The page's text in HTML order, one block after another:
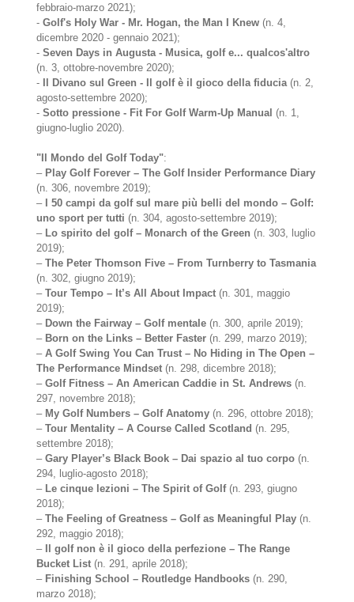
febbraio-marzo 2021);
-Golf's Holy War - Mr. Hogan, the Man I Knew (n. 4,
dicembre 2020 - gennaio 2021);
-Seven Days in Augusta - Musica, golf e... qualcos'altro
(n. 3, ottobre-novembre 2020);
-
Il Divano sul Green - Il golf è il gioco della fiducia(n. 2,
agosto-settembre 2020);
-Sotto pressione - Fit For Golf Warm-Up Manual (n. 1,
giugno-luglio 2020).
"Il Mondo del Golf Today":
– Play Golf Forever – The Golf Insider Performance Diary
(n. 306, novembre 2019);
–
I 50 campi da golf sul mare più belli del mondo – Golf:
uno sport per tutti (n. 304, agosto-settembre 2019);
– Lo spirito del golf – Monarch of the Green (n. 303, luglio
2019);
–The Peter Thomson Five – From Turnberry to Tasmania
(n. 302, giugno 2019);
–Tour Tempo – It’s All About Impact (n. 301, maggio
2019);
– Down the Fairway – Golf mentale (n. 300, aprile 2019);
– Born on the Links – Better Faster (n. 299, marzo 2019);
–A Golf Swing You Can Trust – No Hiding in The Open –
The Performance Mindset (n. 298, dicembre 2018);
–Golf Fitness – An American Caddie in St. Andrews (n.
297, novembre 2018);
– My Golf Numbers – Golf Anatomy (n. 296, ottobre 2018);
–Tour Mentality – A Course Called Scotland (n. 295,
settembre 2018);
–Gary Player’s Black Book – Dai spazio al tuo corpo (n.
294, luglio-agosto 2018);
– Le cinque lezioni – The Spirit of Golf(n. 293, giugno
2018);
–The Feeling of Greatness – Golf as Meaningful Play (n.
292, maggio 2018);
–
Il golf non è il gioco della perfezione – The Range
Bucket List (n. 291, aprile 2018);
– Finishing School – Routledge Handbooks (n. 290,
marzo 2018);